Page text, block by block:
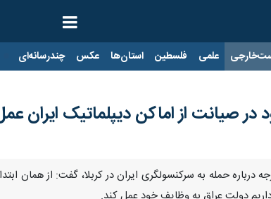
علمی فلسطین استان‌ها عکس چندرسانه‌ای
صیانت از اماکن دیپلماتیک ایران